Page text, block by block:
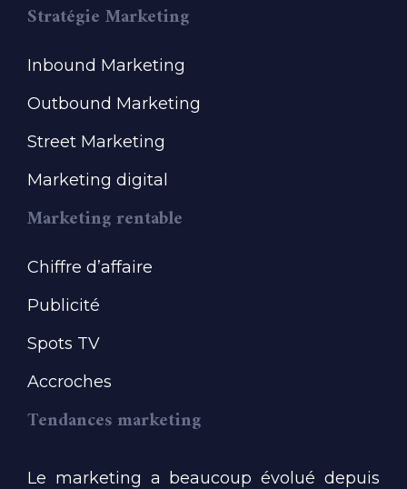
Stratégie Marketing
Inbound Marketing
Outbound Marketing
Street Marketing
Marketing digital
Marketing rentable
Chiffre d’affaire
Publicité
Spots TV
Accroches
Tendances marketing
Le marketing a beaucoup évolué depuis